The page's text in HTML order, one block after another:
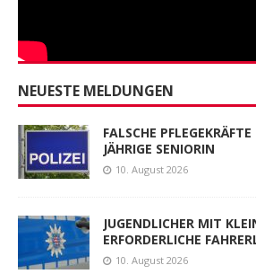
NEUESTE MELDUNGEN
FALSCHE
JÄHRIGE SENIORIN
10. August 2026
JUGENDLICHER MIT
ERFORDERLICHE
10. August 2026